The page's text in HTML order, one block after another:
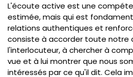
L'écoute active est une
estimée, mais qui est
relations authentiques et
consiste à accorder toute notre
l'interlocuteur, à chercher à
vue et à lui montrer que nous
intéressés par ce qu'il dit. Cela